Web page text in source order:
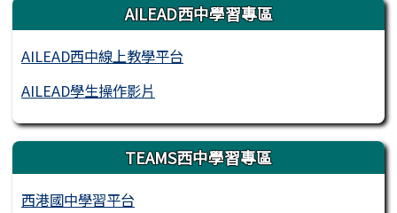
AILEAD西中學習專區
AILEAD西中線上教學平台
AILEAD學生操作影片
TEAMS西中學習專區
西港國中學習平台